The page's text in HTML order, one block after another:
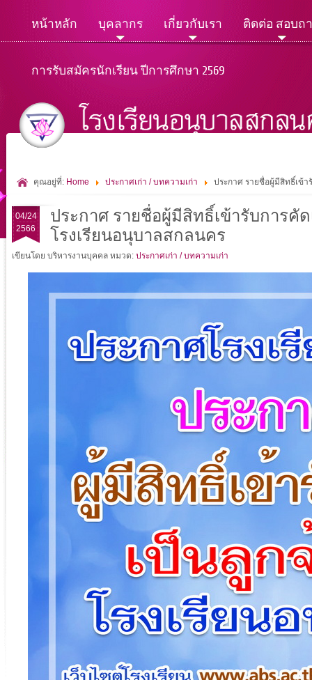
หน้าหลัก บุคลากร เกี่ยวกับเรา ติดต่อ สอบถ
การรับสมัครนักเรียน ปีการศึกษา 2569
คุณอยู่ที่: Home ประกาศเก่า / บทความเก่า ประกาศ รายชื่อผู้มีสิทธิ์เข้า
04/24
2566
ประกาศ รายชื่อผู้มีสิทธิ์เข้ารับการคั
โรงเรียนอนุบาลสกลนคร
เขียนโดย บริหารงานบุคคล หมวด: ประกาศเก่า / บทความเก่า